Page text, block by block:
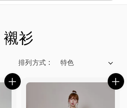
襯衫
排列方式 :